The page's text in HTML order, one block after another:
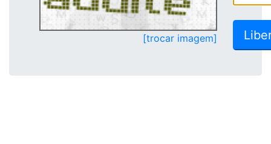
[trocar imagem]